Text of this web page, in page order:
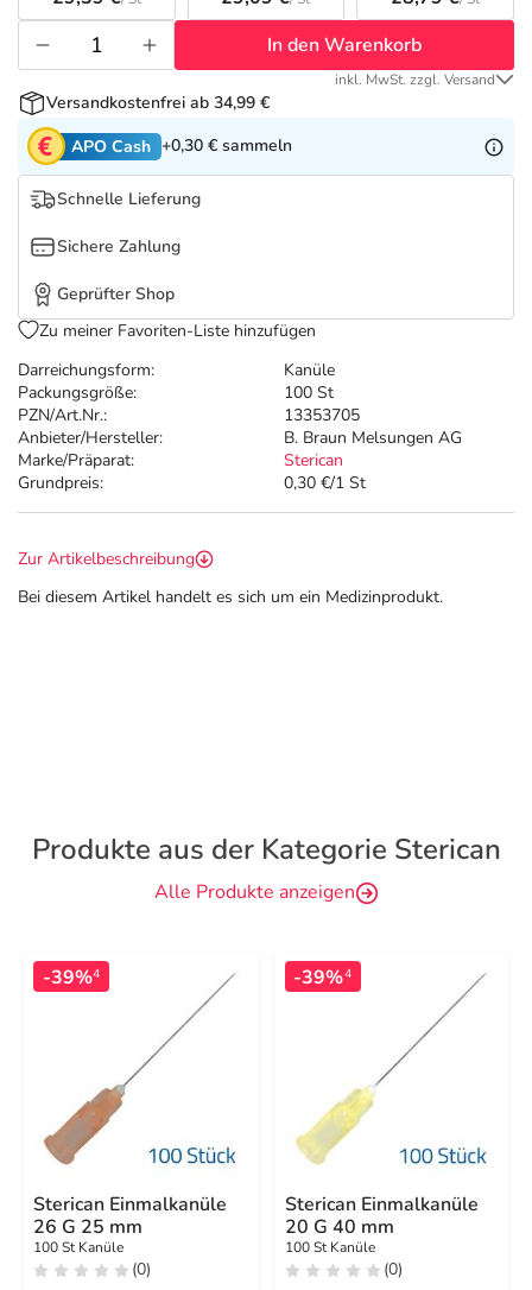
Tierapotheke
Vitamine & Mineralstoffe
Marken
Salus Deals
Darreichungsform:
Kanüle
Packungsgröße:
100 St
PZN/Art.Nr.:
13353705
Anbieter/Hersteller:
B. Braun Melsungen AG
Marke/Präparat:
Sterican
Grundpreis:
0,30 €/1 St
In den Warenkorb
inkl. MwSt. zzgl. Versand
Versandkostenfrei ab 34,99 €
APO Cash +0,30 € sammeln
Schnelle Lieferung
Sichere Zahlung
Geprüfter Shop
Zu meiner Favoriten-Liste hinzufügen
Zur Artikelbeschreibung
Bei diesem Artikel handelt es sich um ein Medizinprodukt.
Produkte aus der Kategorie Sterican
Alle Produkte anzeigen
-39%4
Sterican Einmalkanüle
26 G 25 mm
100 St Kanüle
(0)
-39%4
Sterican Einmalkanüle
20 G 40 mm
100 St Kanüle
(0)